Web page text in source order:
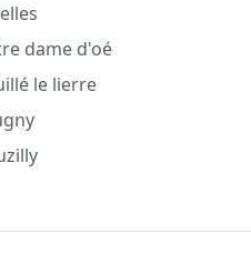
dame d'oé
le lierre